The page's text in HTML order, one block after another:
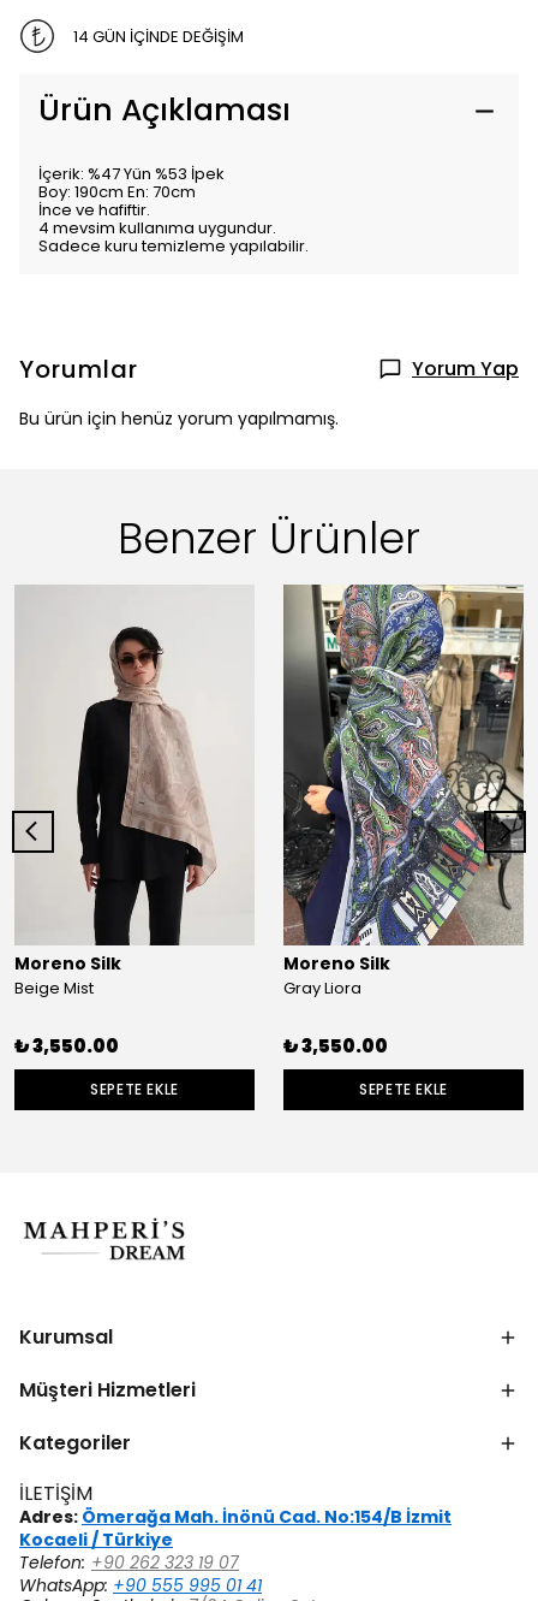
14 GÜN İÇİNDE DEĞİŞİM
Ürün Açıklaması
İçerik: %47 Yün %53 İpek
Boy: 190cm En: 70cm
İnce ve hafiftir.
4 mevsim kullanıma uygundur.
Sadece kuru temizleme yapılabilir.
Yorumlar Yorum Yap
Bu ürün için henüz yorum yapılmamış.
Benzer Ürünler
Moreno Silk
Beige Mist
₺ 3,550.00
SEPETE EKLE
Moreno Silk
Gray Liora
₺ 3,550.00
SEPETE EKLE
Kurumsal
Müşteri Hizmetleri
Kategoriler
İLETİŞİM
Adres: Ömerağa Mah. İnönü Cad. No:154/B İzmit
Kocaeli / Türkiye
Telefon: +90 262 323 19 07
WhatsApp: +90 555 995 01 41